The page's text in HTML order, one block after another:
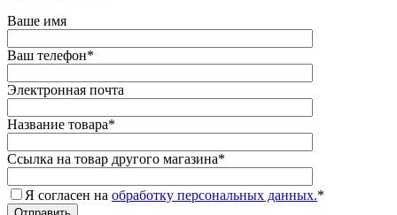
Ваше имя
Ваш телефон*
Электронная почта
Название товара*
Ссылка на товар другого магазина*
Я согласен на обработку персональных данных.*